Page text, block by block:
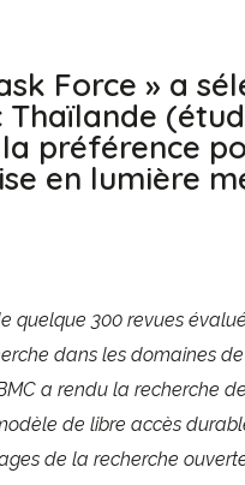
Force » a
préférence
en lumière
quelque 300 revues
dans les domaines
a rendu la recherche
de libre accès
de la recherche